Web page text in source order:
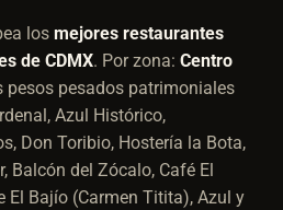
los mejores restaurantes
de CDMX. Por zona: Centro
pesos pesados patrimoniales
Azul Histórico,
Don Toribio, Hostería la Bota,
Balcón del Zócalo, Café El
El Bajío (Carmen Titita), Azul y